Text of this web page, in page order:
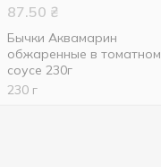
87.50 ₴
Бычки Аквамарин
обжаренные в томатном
соусе 230г
230 г